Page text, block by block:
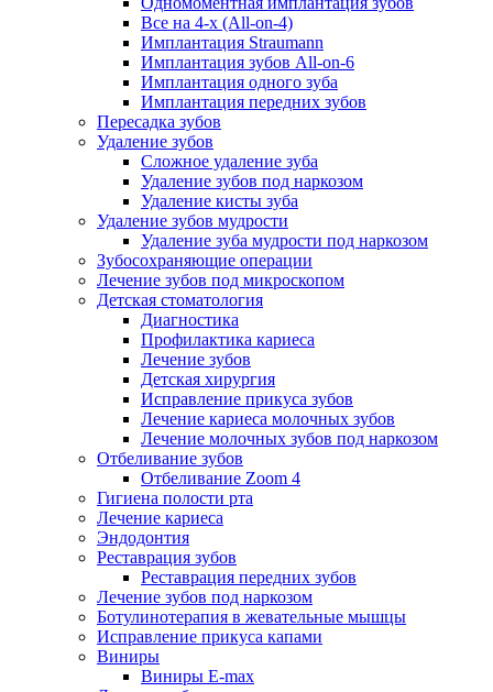
Все на 4-х (All-on-4)
Имплантация Straumann
Имплантация зубов All-on-6
Имплантация одного зуба
Имплантация передних зубов
Пересадка зубов
Удаление зубов
Сложное удаление зуба
Удаление зубов под наркозом
Удаление кисты зуба
Удаление зубов мудрости
Удаление зуба мудрости под наркозом
Зубосохраняющие операции
Лечение зубов под микроскопом
Детская стоматология
Диагностика
Профилактика кариеса
Лечение зубов
Детская хирургия
Исправление прикуса зубов
Лечение кариеса молочных зубов
Лечение молочных зубов под наркозом
Отбеливание зубов
Отбеливание Zoom 4
Гигиена полости рта
Лечение кариеса
Эндодонтия
Реставрация зубов
Реставрация передних зубов
Лечение зубов под наркозом
Ботулинотерапия в жевательные мышцы
Исправление прикуса капами
Виниры
Виниры E-max